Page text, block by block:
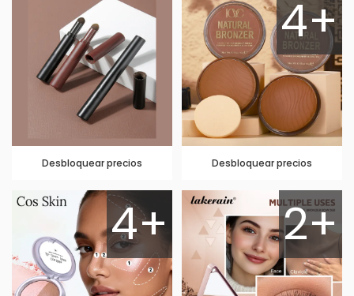
Desbloquear precios
4+
Desbloquear precios
4+ 2+